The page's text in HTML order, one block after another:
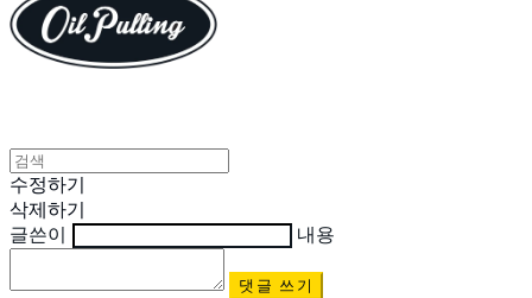
수정하기
삭제하기
글쓴이
내용
댓글 쓰기